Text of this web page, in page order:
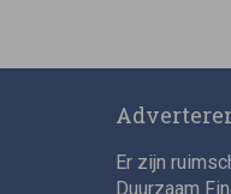
Er zijn
Duurzaam